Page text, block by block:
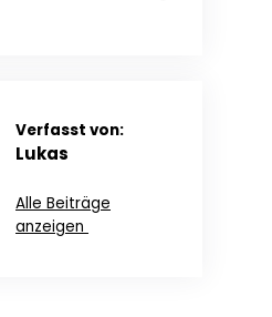
Verfasst von:
Lukas
Alle Beiträge
anzeigen